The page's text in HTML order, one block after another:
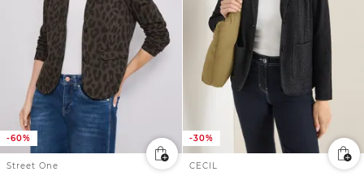
-60%
Street One
-30%
CECIL